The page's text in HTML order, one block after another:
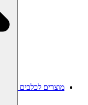
מוצרים לכלבים